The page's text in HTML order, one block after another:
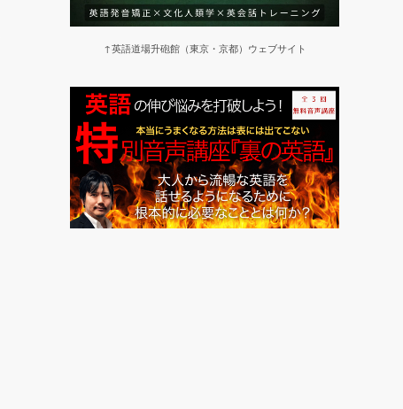
↑英語道場升砲館（東京・京都）ウェブサイト